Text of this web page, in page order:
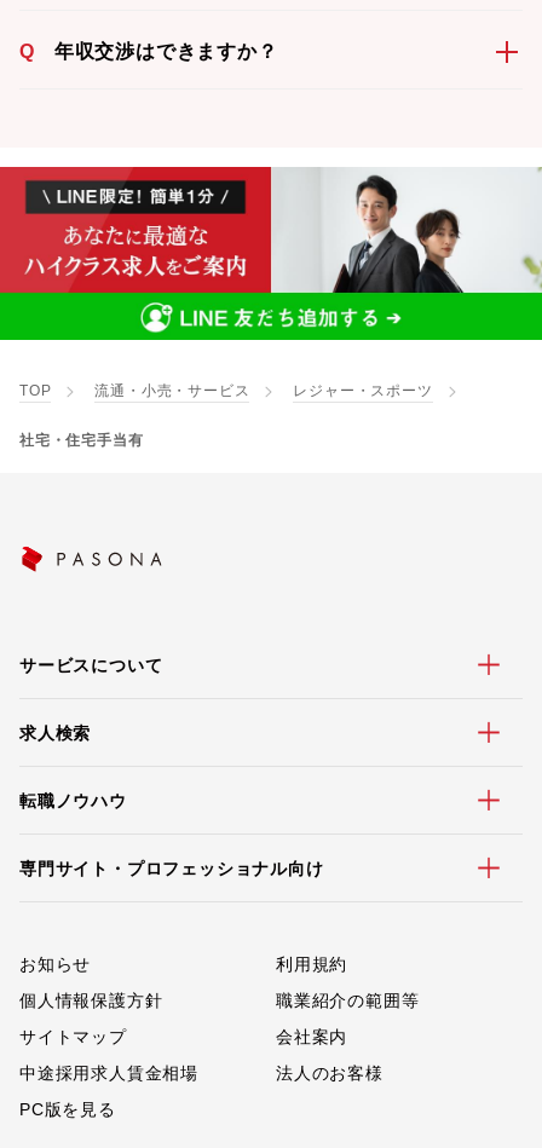
Q 年収交渉はできますか？
TOP 流通・小売・サービス レジャー・スポーツ
社宅・住宅手当有
サービスについて
求人検索
転職ノウハウ
専門サイト・プロフェッショナル向け
お知らせ
利用規約
個人情報保護方針
職業紹介の範囲等
サイトマップ
会社案内
中途採用求人賃金相場
法人のお客様
PC版を見る